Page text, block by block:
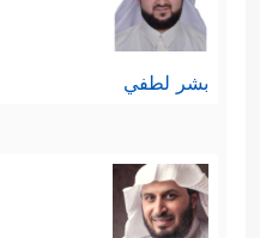
بشر لطفي